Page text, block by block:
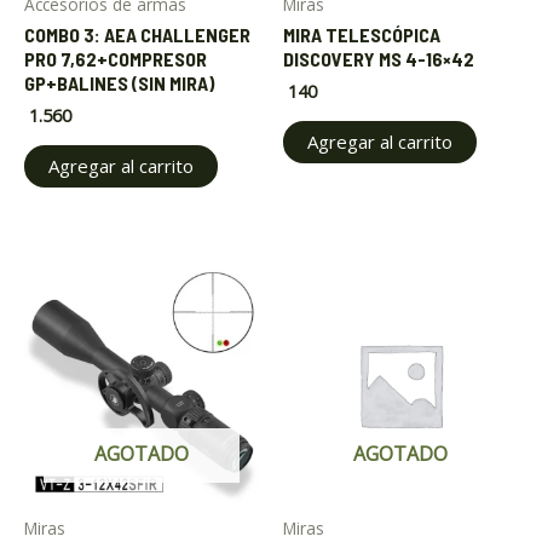
Accesorios de armas
COMBO 3: AEA CHALLENGER
PRO 7,62+COMPRESOR
GP+BALINES (SIN MIRA)
1.560
Agregar al carrito
Miras
MIRA TELESCÓPICA
DISCOVERY MS 4-16×42
140
Agregar al carrito
AGOTADO
Miras
AGOTADO
Miras